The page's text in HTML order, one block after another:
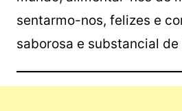
sentarmo-nos, felizes e
saborosa e substancial de